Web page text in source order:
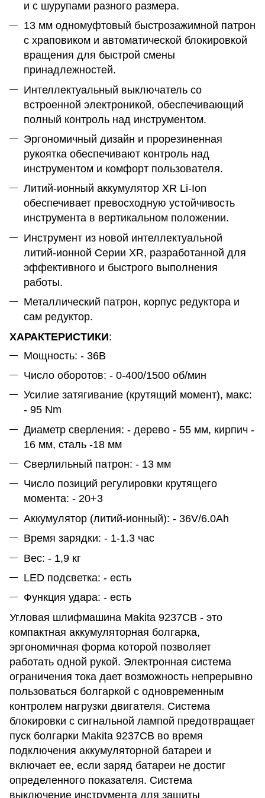
и с шурупами разного размера.
13 мм одномуфтовый быстрозажимной патрон
с храповиком и автоматической блокировкой
вращения для быстрой смены
принадлежностей.
Интеллектуальный выключатель со
встроенной электроникой, обеспечивающий
полный контроль над инструментом.
Эргономичный дизайн и прорезиненная
рукоятка обеспечивают контроль над
инструментом и комфорт пользователя.
Литий-ионный аккумулятор XR Li-Ion
обеспечивает превосходную устойчивость
инструмента в вертикальном положении.
Инструмент из новой интеллектуальной
литий-ионной Серии XR, разработанной для
эффективного и быстрого выполнения
работы.
Металлический патрон, корпус редуктора и
сам редуктор.
ХАРАКТЕРИСТИКИ:
Мощность: - 36В
Число оборотов: - 0-400/1500 об/мин
Усилие затягивание (крутящий момент), макс:
- 95 Nm
Диаметр сверления: - дерево - 55 мм, кирпич -
16 мм, сталь -18 мм
Сверлильный патрон: - 13 мм
Число позиций регулировки крутящего
момента: - 20+3
Аккумулятор (литий-ионный): - 36V/6.0Ah
Время зарядки: - 1-1.3 час
Вес: - 1,9 кг
LED подсветка: - есть
Функция удара: - есть
Угловая шлифмашина Makita 9237CB - это
компактная аккумуляторная болгарка,
эргономичная форма которой позволяет
работать одной рукой. Электронная система
ограничения тока дает возможность непрерывно
пользоваться болгаркой с одновременным
контролем нагрузки двигателя. Система
блокировки с сигнальной лампой предотвращает
пуск болгарки Makita 9237CB во время
подключения аккумуляторной батареи и
включает ее, если заряд батареи не достиг
определенного показателя. Система
выключение инструмента для защиты